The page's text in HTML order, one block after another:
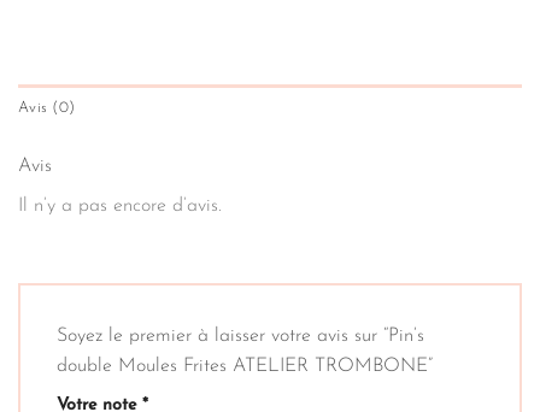
Avis (0)
Avis
Il n’y a pas encore d’avis.
Soyez le premier à laisser votre avis sur “Pin’s
double Moules Frites ATELIER TROMBONE”
Votre note *